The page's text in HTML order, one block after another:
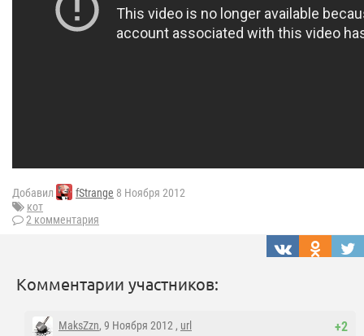
Добавил fStrange 8 Ноября 2012
кот
2 комментария
Комментарии участников:
+2
MaksZzn, 9 Ноября 2012 , url